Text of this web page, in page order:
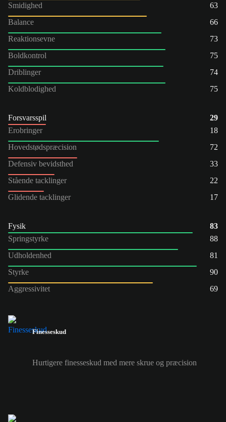
Smidighed
63
Balance
66
Reaktionsevne
73
Boldkontrol
75
Driblinger
74
Koldblodighed
75
Forsvarsspil
29
Erobringer
18
Hovedstødspræcision
72
Defensiv bevidsthed
33
Stående tacklinger
22
Glidende tacklinger
17
Fysik
83
Springstyrke
88
Udholdenhed
81
Styrke
90
Aggressivitet
69
Finesseskud
Hurtigere finesseskud med mere skrue og præcision